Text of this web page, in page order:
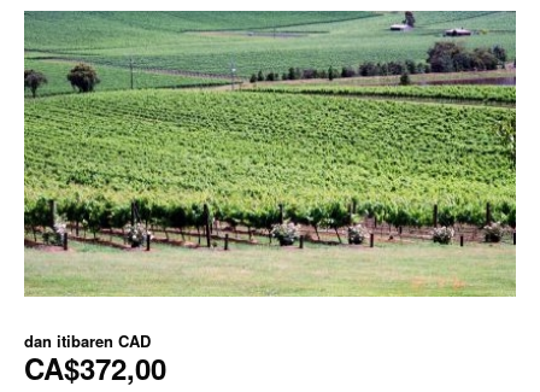
dan itibaren CAD
CA$372,00